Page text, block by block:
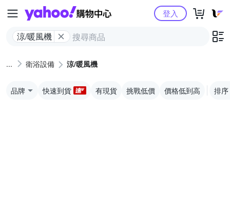
Yahoo購物中心
涼/暖風機
登入
衛浴設備 涼/暖風機
品牌 快速到貨 有現貨 挑戰低價 價格低到高 排序